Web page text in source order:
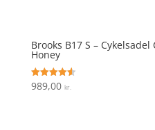
Brooks B17 S –
Honey
Vurderet
4.6
989,00 kr.